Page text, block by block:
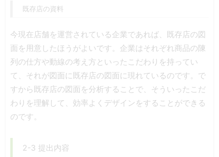
既存店の資料
今現在店舗を運営されている企業であれば、既存店の図
面を用意したほうがよいです。企業はそれぞれ商品の陳
列の仕方や動線の考え方といったこだわりを持ってい
て、それが図面に既存店の図面に現れているのです。で
すから既存店の図面を分析することで、そういったこだ
わりを理解して、効率よくデザインをすることができる
のです。
2-3 提出内容